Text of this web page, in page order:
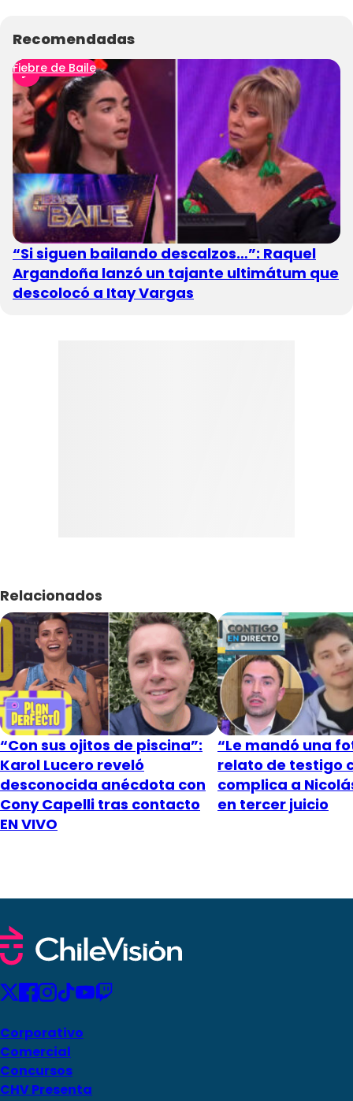
Recomendadas
Fiebre de Baile
“Si siguen bailando descalzos…”: Raquel
Argandoña lanzó un tajante ultimátum que
descolocó a Itay Vargas
Relacionados
“Con sus ojitos de piscina”:
Karol Lucero reveló
desconocida anécdota con
Cony Capelli tras contacto
EN VIVO
“Le mandó una
relato de testigo
complica a
en tercer juicio
Corporativo
Comercial
Concursos
CHV Presenta